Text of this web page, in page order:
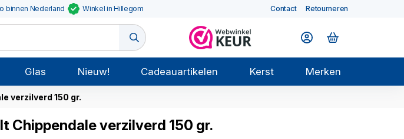
binnen Nederland Winkel in Hillegom Contact Retourneren
Glas Nieuw! Cadeauartikelen Kerst Merken
verzilverd 150 gr.
Chippendale verzilverd 150 gr.